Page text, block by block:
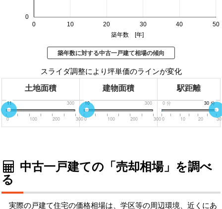
0 10 20 30 40 50
0
築年数 [年]
築年数に対する中古一戸建て相場の傾向
スライダ調整により坪単価のラインが変化
土地面積 建物面積 駅距離
0 300
11
0 100 200 300
0 300
10
0 100 200 300
0 分 30 分
30 分
0 10 20 30
中古一戸建ての「売却相場」を調べ
る
実際の戸建て住宅の価格相場は、学区等の周辺環境、近くにあ